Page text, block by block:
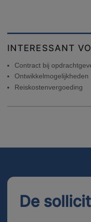
INTERESSANT
Contract bij
Ontwikkelmogelijkheden
Reiskostenvergoeding
De